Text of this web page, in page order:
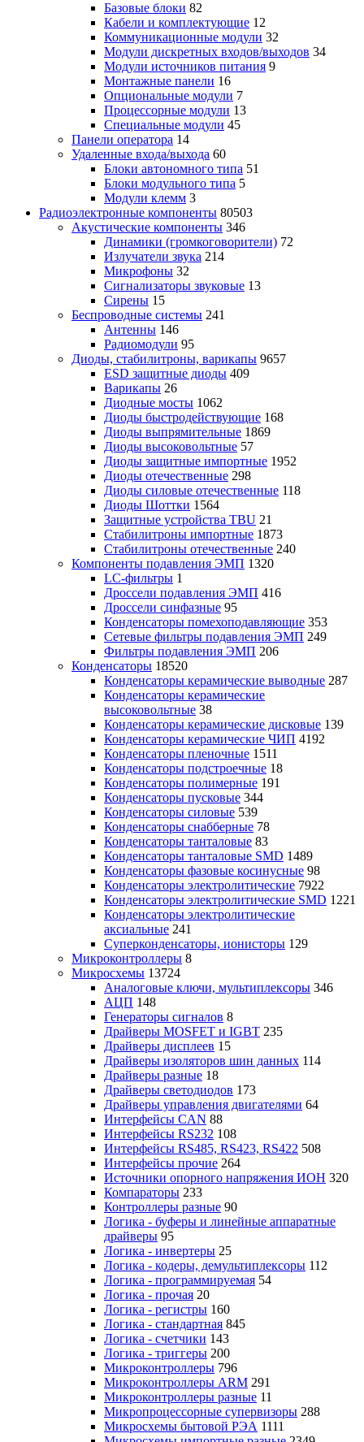
Базовые блоки 82
Кабели и комплектующие 12
Коммуникационные модули 32
Модули дискретных входов/выходов 34
Модули источников питания 9
Монтажные панели 16
Опциональные модули 7
Процессорные модули 13
Специальные модули 45
Панели оператора 14
Удаленные входа/выхода 60
Блоки автономного типа 51
Блоки модульного типа 5
Модули клемм 3
Радиоэлектронные компоненты 80503
Акустические компоненты 346
Динамики (громкоговорители) 72
Излучатели звука 214
Микрофоны 32
Сигнализаторы звуковые 13
Сирены 15
Беспроводные системы 241
Антенны 146
Радиомодули 95
Диоды, стабилитроны, варикапы 9657
ESD защитные диоды 409
Варикапы 26
Диодные мосты 1062
Диоды быстродействующие 168
Диоды выпрямительные 1869
Диоды высоковольтные 57
Диоды защитные импортные 1952
Диоды отечественные 298
Диоды силовые отечественные 118
Диоды Шоттки 1564
Защитные устройства TBU 21
Стабилитроны импортные 1873
Стабилитроны отечественные 240
Компоненты подавления ЭМП 1320
LC-фильтры 1
Дроссели подавления ЭМП 416
Дроссели синфазные 95
Конденсаторы помехоподавляющие 353
Сетевые фильтры подавления ЭМП 249
Фильтры подавления ЭМП 206
Конденсаторы 18520
Конденсаторы керамические выводные 287
Конденсаторы керамические
высоковольтные 38
Конденсаторы керамические дисковые 139
Конденсаторы керамические ЧИП 4192
Конденсаторы пленочные 1511
Конденсаторы подстроечные 18
Конденсаторы полимерные 191
Конденсаторы пусковые 344
Конденсаторы силовые 539
Конденсаторы снабберные 78
Конденсаторы танталовые 83
Конденсаторы танталовые SMD 1489
Конденсаторы фазовые косинусные 98
Конденсаторы электролитические 7922
Конденсаторы электролитические SMD 1221
Конденсаторы электролитические
аксиальные 241
Суперконденсаторы, ионисторы 129
Микроконтроллеры 8
Микросхемы 13724
Аналоговые ключи, мультиплексоры 346
АЦП 148
Генераторы сигналов 8
Драйверы MOSFET и IGBT 235
Драйверы дисплеев 15
Драйверы изоляторов шин данных 114
Драйверы разные 18
Драйверы светодиодов 173
Драйверы управления двигателями 64
Интерфейсы CAN 88
Интерфейсы RS232 108
Интерфейсы RS485, RS423, RS422 508
Интерфейсы прочие 264
Источники опорного напряжения ИОН 320
Компараторы 233
Контроллеры разные 90
Логика - буферы и линейные аппаратные
драйверы 95
Логика - инвертеры 25
Логика - кодеры, демультиплексоры 112
Логика - программируемая 54
Логика - прочая 20
Логика - регистры 160
Логика - стандартная 845
Логика - счетчики 143
Логика - триггеры 200
Микроконтроллеры 796
Микроконтроллеры ARM 291
Микроконтроллеры разные 11
Микропроцессорные супервизоры 288
Микросхемы бытовой РЭА 1111